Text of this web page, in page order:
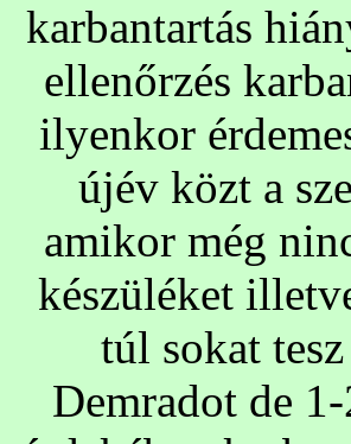
karbantartás
ellenőrzés
ilyenkor
újév közt a
amikor még
készüléket
túl sokat
Demradot de